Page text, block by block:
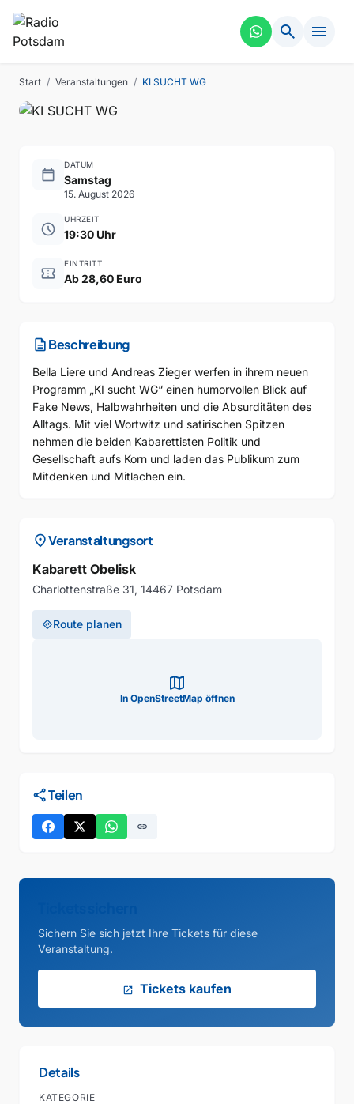
search menu
Start / Veranstaltungen / KI SUCHT WG
COMEDY
KI SUCHT WG
calendar_today
DATUM
Samstag
15. August 2026
schedule
UHRZEIT
19:30 Uhr
confirmation_number
EINTRITT
Ab 28,60 Euro
descriptionBeschreibung
Bella Liere und Andreas Zieger werfen in ihrem neuen
Programm „KI sucht WG“ einen humorvollen Blick auf
Fake News, Halbwahrheiten und die Absurditäten des
Alltags. Mit viel Wortwitz und satirischen Spitzen
nehmen die beiden Kabarettisten Politik und
Gesellschaft aufs Korn und laden das Publikum zum
Mitdenken und Mitlachen ein.
location_onVeranstaltungsort
Kabarett Obelisk
Charlottenstraße 31, 14467 Potsdam
directionsRoute planen
map
In OpenStreetMap öffnen
shareTeilen
link
Sichern Sie sich jetzt Ihre Tickets für diese
Veranstaltung.
open_in_new Tickets kaufen
Details
KATEGORIE